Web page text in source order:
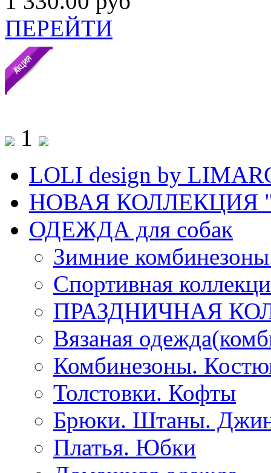
ПЕРЕЙТИ
1
LOLI design by
НОВАЯ КОЛЛЕКЦИЯ
ОДЕЖДА для собак
Зимние
Спортивная
ПРАЗДНИЧНАЯ
Вязаная
Комбинезоны.
Толстовки. Кофты
Брюки. Штаны.
Платья. Юбки